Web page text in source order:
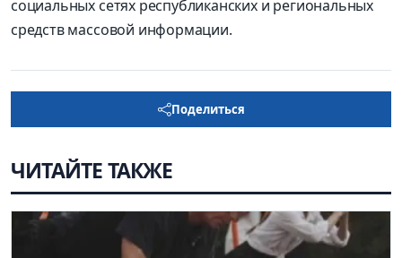
социальных сетях республиканских и региональных
средств массовой информации.
Поделиться
ЧИТАЙТЕ ТАКЖЕ